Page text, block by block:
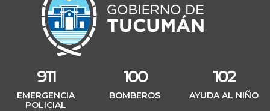
911
EMERGENCIA
POLICIAL
100
BOMBEROS
102
AYUDA AL NIÑO